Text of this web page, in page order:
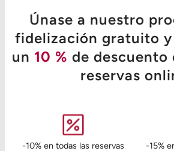
Únase a nuestro
fidelización gratuito
un 10 % de descuento
reservas
-10% en todas las reservas
-15%